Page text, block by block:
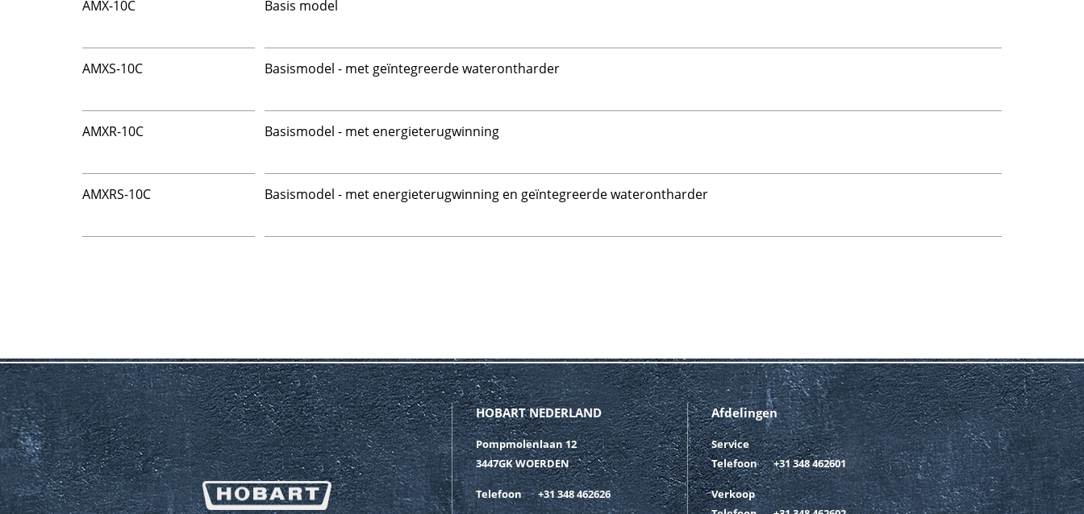
AMX-10C Basis model
AMXS-10C Basismodel - met geïntegreerde waterontharder
AMXR-10C Basismodel - met energieterugwinning
AMXRS-10C Basismodel - met energieterugwinning en geïntegreerde waterontharder
HOBART NEDERLAND
Pompmolenlaan 12
3447GK WOERDEN
Telefoon +31 348 462626
Afdelingen
Service
Telefoon
+31 348 462601
Verkoop